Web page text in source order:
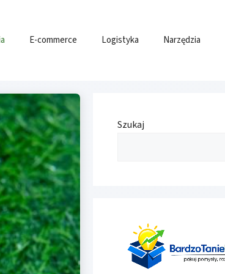
E-commerce Logistyka Narzędzia
Szukaj